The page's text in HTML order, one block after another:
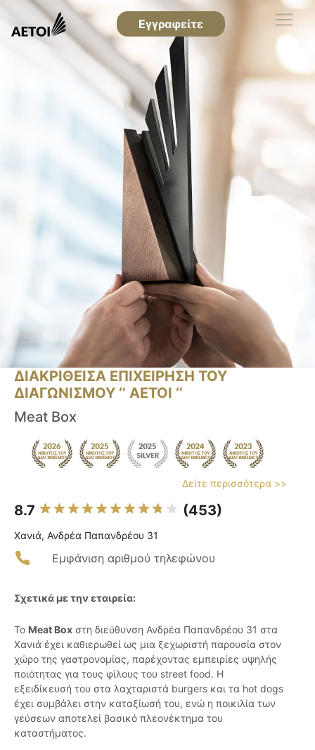
Εγγραφείτε
ΔΙΑΚΡΙΘΕΙΣΑ ΕΠΙΧΕΙΡΗΣΗ ΤΟΥ
ΔΙΑΓΩΝΙΣΜΟΥ ‘’ ΑΕΤΟΙ ‘’
Meat Box
Δείτε περισσότερα >>
8.7 (453)
Χανιά, Ανδρέα Παπανδρέου 31
Εμφάνιση αριθμού τηλεφώνου
Σχετικά με την εταιρεία:
Το Meat Box στη διεύθυνση Ανδρέα Παπανδρέου 31 στα
Χανιά έχει καθιερωθεί ως μια ξεχωριστή παρουσία στον
χώρο της γαστρονομίας, παρέχοντας εμπειρίες υψηλής
ποιότητας για τους φίλους του street food. Η
εξειδίκευσή του στα λαχταριστά burgers και τα hot dogs
έχει συμβάλει στην καταξίωσή του, ενώ η ποικιλία των
γεύσεων αποτελεί βασικό πλεονέκτημα του
καταστήματος.